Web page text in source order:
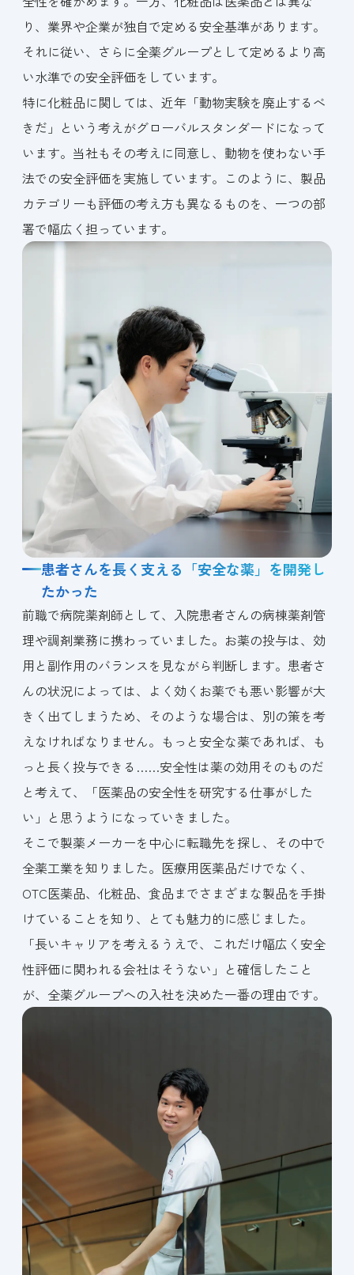
り、業界や企業が独自で定める安全基準があります。
それに従い、さらに全薬グループとして定めるより高
い水準での安全評価をしています。
特に化粧品に関しては、近年「動物実験を廃止するべ
きだ」という考えがグローバルスタンダードになって
います。当社もその考えに同意し、動物を使わない手
法での安全評価を実施しています。このように、製品
カテゴリーも評価の考え方も異なるものを、一つの部
署で幅広く担っています。
患者さんを長く支える「安全な薬」を開発し
たかった
前職で病院薬剤師として、入院患者さんの病棟薬剤管
理や調剤業務に携わっていました。お薬の投与は、効
用と副作用のバランスを見ながら判断します。患者さ
んの状況によっては、よく効くお薬でも悪い影響が大
きく出てしまうため、そのような場合は、別の策を考
えなければなりません。もっと安全な薬であれば、も
っと長く投与できる……安全性は薬の効用そのものだ
と考えて、「医薬品の安全性を研究する仕事がした
い」と思うようになっていきました。
そこで製薬メーカーを中心に転職先を探し、その中で
全薬工業を知りました。医療用医薬品だけでなく、
OTC医薬品、化粧品、食品までさまざまな製品を手掛
けていることを知り、とても魅力的に感じました。
「長いキャリアを考えるうえで、これだけ幅広く安全
性評価に関われる会社はそうない」と確信したこと
が、全薬グループへの入社を決めた一番の理由です。